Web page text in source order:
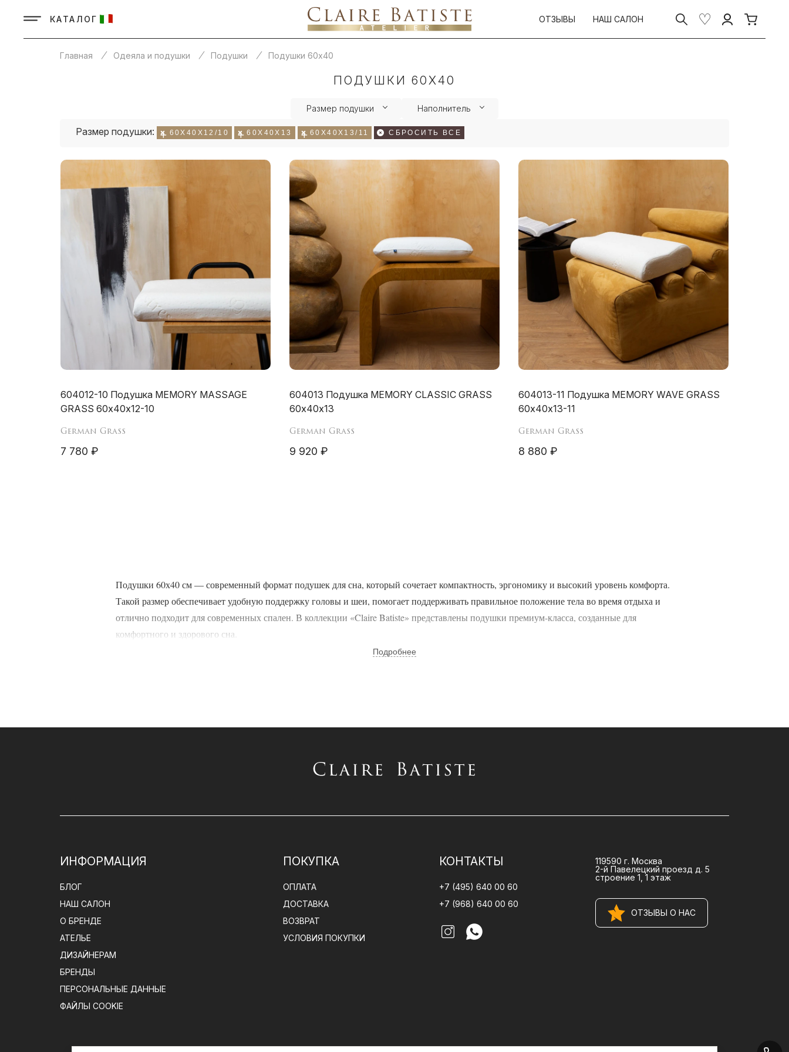
КАТАЛОГ ОТЗЫВЫ НАШ САЛОН
Главная Одеяла и подушки Подушки Подушки 60х40
ПОДУШКИ 60Х40
Размер подушки Наполнитель
Размер подушки: 60Х40Х12/10 60Х40Х13 60Х40Х13/11 СБРОСИТЬ ВСЕ
604012-10 Подушка MEMORY MASSAGE
GRASS 60х40х12-10
German Grass
7 780 ₽
604013 Подушка MEMORY CLASSIC GRASS
60х40х13
German Grass
9 920 ₽
604013-11 Подушка MEMORY WAVE GRASS
60х40х13-11
German Grass
8 880 ₽
Подушки 60х40 см — современный формат подушек для сна, который сочетает компактность, эргономику и высокий уровень комфорта.
Такой размер обеспечивает удобную поддержку головы и шеи, помогает поддерживать правильное положение тела во время отдыха и
отлично подходит для современных спален. В коллекции «Claire Batiste» представлены подушки премиум-класса, созданные для
комфортного и здорового сна.
Формат 60х40 см особенно популярен среди тех, кто предпочитает компактные подушки европейского стандарта.
Эргономичный размер способствует правильному положению головы во время сна.
Качественная подушка помогает равномерно распределять нагрузку во время сна.
Правильная поддержка положительно влияет на качество отдыха.
Подробнее
ИНФОРМАЦИЯ
БЛОГ
НАШ САЛОН
О БРЕНДЕ
АТЕЛЬЕ
ДИЗАЙНЕРАМ
БРЕНДЫ
ПЕРСОНАЛЬНЫЕ ДАННЫЕ
ФАЙЛЫ COOKIE
ПОКУПКА
ОПЛАТА
ДОСТАВКА
ВОЗВРАТ
УСЛОВИЯ ПОКУПКИ
КОНТАКТЫ
+7 (495) 640 00 60
+7 (968) 640 00 60
119590 г. Москва
2-й Павелецкий проезд д. 5
строение 1, 1 этаж
ОТЗЫВЫ О НАС